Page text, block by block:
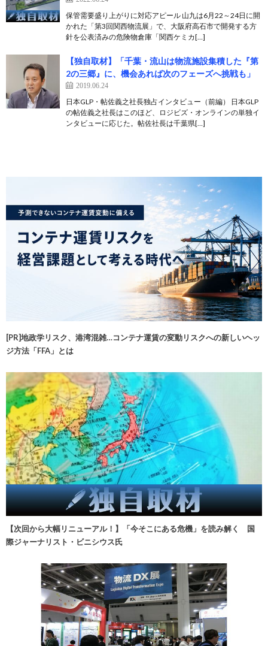
保管需要盛り上がりに対応アピール 山九は6月22～24日に開
かれた「第3回関西物流展」で、大阪府高石市で開発する方
針を公表済みの危険物倉庫「関西ケミカ[…]
【独自取材】「千葉・流山は物流施設集積した『第
2の三郷』に、機会あれば次のフェーズへ挑戦も」
2019.06.24
日本GLP・帖佐義之社長独占インタビュー（前編） 日本GLP
の帖佐義之社長はこのほど、ロジビズ・オンラインの単独イ
ンタビューに応じた。帖佐社長は千葉県[…]
[PR]地政学リスク、港湾混雑…コンテナ運賃の変動リスクへの新しいヘッ
ジ方法「FFA」とは
【次回から大幅リニューアル！】「今そこにある危機」を読み解く 国
際ジャーナリスト・ビニシウス氏